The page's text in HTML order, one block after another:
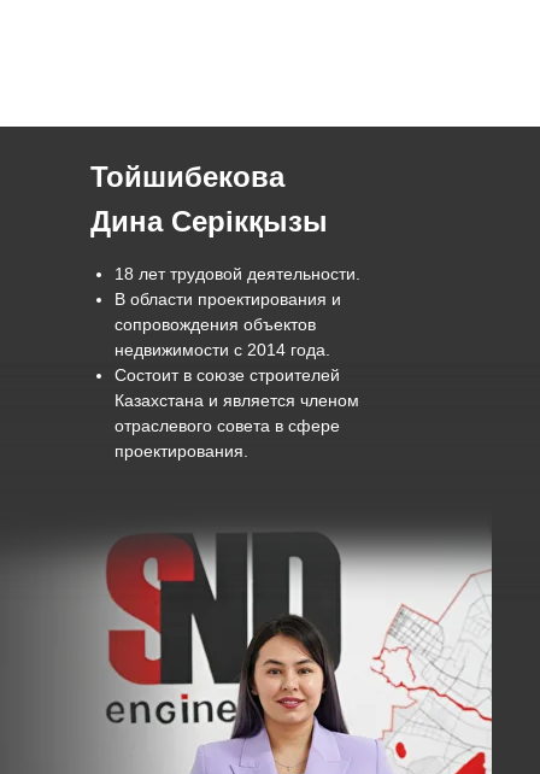
Тойшибекова
Дина Серікқызы
18 лет трудовой деятельности.
В области проектирования и
сопровождения объектов
недвижимости с 2014 года.
Состоит в союзе строителей
Казахстана и является членом
отраслевого совета в сфере
проектирования.